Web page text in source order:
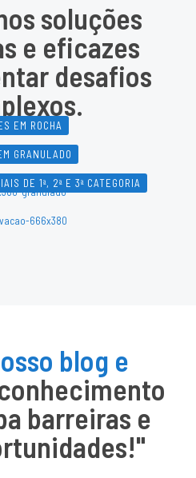
soluções
e eficazes
desafios
EM ROCHA
GRANULADO
DE 1ª, 2ª E 3ª CATEGORIA
blog e
barreiras e